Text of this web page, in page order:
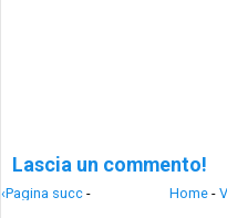
Lascia un commento!
‹Pagina succ - Home -